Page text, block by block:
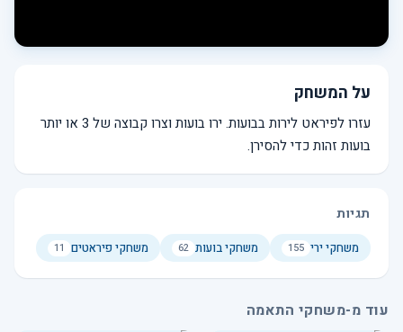
על המשחק
עזרו לפיראט לירות בבועות. ירו בועות וצרו קבוצה של 3 או יותר
בועות זהות כדי להסירן.
תגיות
משחקי ירי 155 משחקי בועות 62 משחקי פיראטים 11
עוד מ-משחקי התאמה